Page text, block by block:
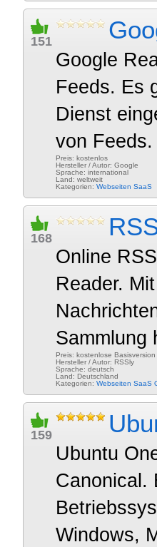
151
Google
Feeds. Es
Dienst
von
Preis: kostenlos
Hersteller / Autor: Google
Sprache: international
Land: weltweit
Kategorien: Webseiten SaaS
168
Online
Reader.
Sammlung
Preis: kostenlose Basisversion
Hersteller / Autor: RSSly
Sprache: deutsch
Land: Deutschland
Kategorien: Webseiten SaaS
159
Ubuntu
Canonical.
Windows,